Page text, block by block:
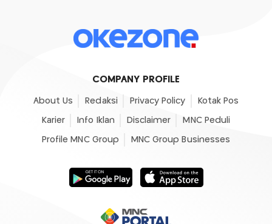
COMPANY PROFILE
About Us Redaksi Privacy Policy Kotak Pos
Karier Info Iklan Disclaimer MNC Peduli
Profile MNC Group MNC Group Businesses